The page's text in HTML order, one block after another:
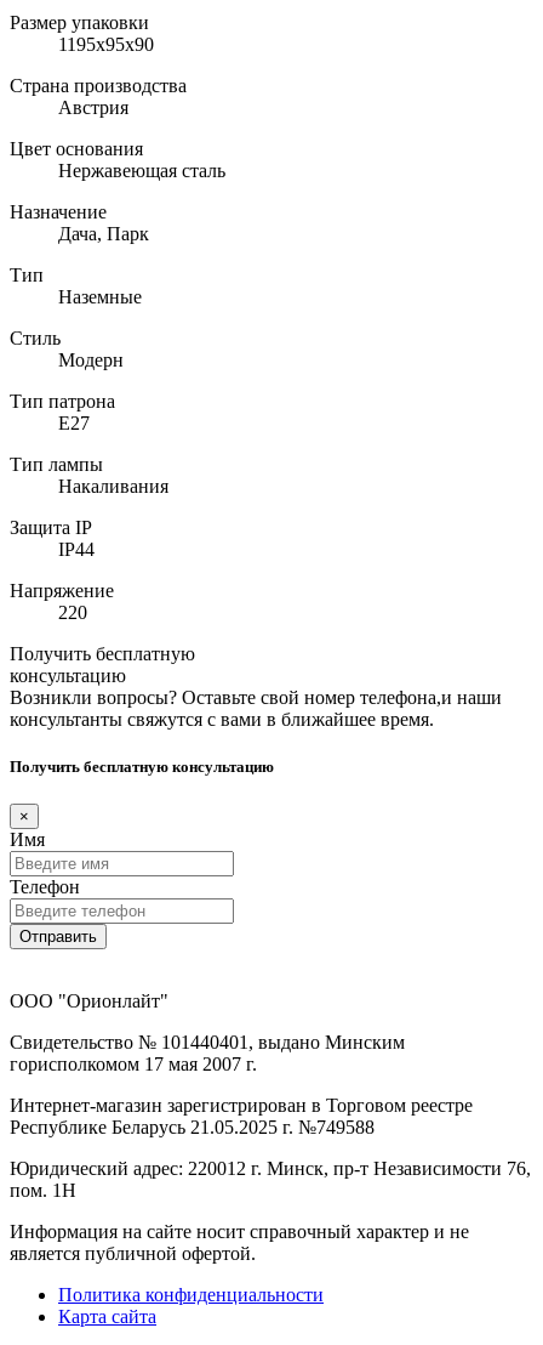
Размер упаковки
1195х95х90
Страна производства
Австрия
Цвет основания
Нержавеющая сталь
Назначение
Дача, Парк
Тип
Наземные
Стиль
Модерн
Тип патрона
E27
Тип лампы
Накаливания
Защита IP
IP44
Напряжение
220
Получить бесплатную
консультацию
Возникли вопросы? Оставьте свой номер телефона,и наши
консультанты свяжутся с вами в ближайшее время.
Получить бесплатную консультацию
×
Имя
Телефон
Отправить
ООО "Орионлайт"
Свидетельство № 101440401, выдано Минским
горисполкомом 17 мая 2007 г.
Интернет-магазин зарегистрирован в Торговом реестре
Республике Беларусь 21.05.2025 г. №749588
Юридический адрес: 220012 г. Минск, пр-т Независимости 76,
пом. 1Н
Информация на сайте носит справочный характер и не
является публичной офертой.
Политика конфиденциальности
Карта сайта